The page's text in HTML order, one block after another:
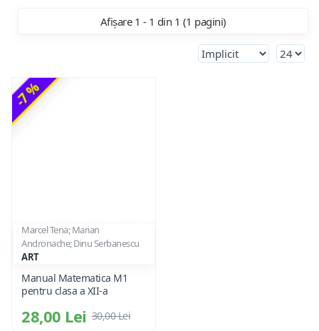
Afișare 1 - 1 din 1 (1 pagini)
-7 %
Marcel Tena; Marian
Andronache; Dinu Serbanescu
ART
Manual Matematica M1
pentru clasa a XII-a
28,00 Lei 30,00 Lei